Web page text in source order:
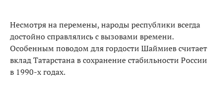
Несмотря на перемены, народы республики всегда
достойно справлялись с вызовами времени.
Особенным поводом для гордости Шаймиев считает
вклад Татарстана в сохранение стабильности России
в 1990-х годах.